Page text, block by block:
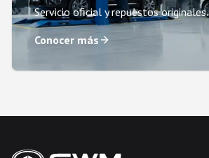
Servicio oficial y repuestos originales.
Conocer más